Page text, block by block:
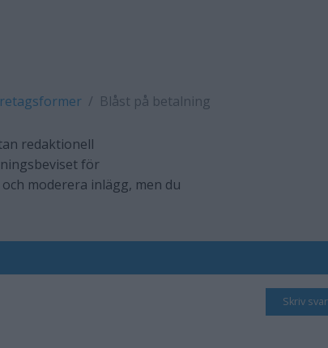
Blåst på betalning
redaktionell
för
moderera inlägg, men du
Skriv svar